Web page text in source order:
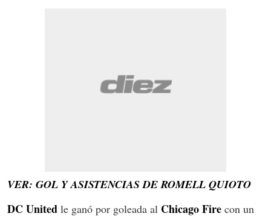
VER: GOL Y ASISTENCIAS DE ROMELL QUIOTO
DC United le ganó por goleada al Chicago Fire con un